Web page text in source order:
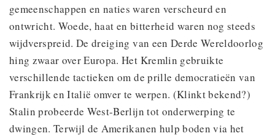
gemeenschappen en naties waren verscheurd en
ontwricht. Woede, haat en bitterheid waren nog steeds
wijdverspreid. De dreiging van een Derde Wereldoorlog
hing zwaar over Europa. Het Kremlin gebruikte
verschillende tactieken om de prille democratieën van
Frankrijk en Italië omver te werpen. (Klinkt bekend?)
Stalin probeerde West-Berlijn tot onderwerping te
dwingen. Terwijl de Amerikanen hulp boden via het